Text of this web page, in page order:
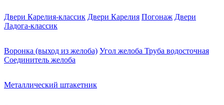
Двери Карелия-классик Двери Карелия Погонаж Двери
Ладога-классик
Воронка (выход из желоба) Угол желоба Труба водосточная
Соединитель желоба
Металлический штакетник